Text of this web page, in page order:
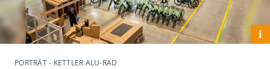
i
PORTRÄT - KETTLER ALU-RAD